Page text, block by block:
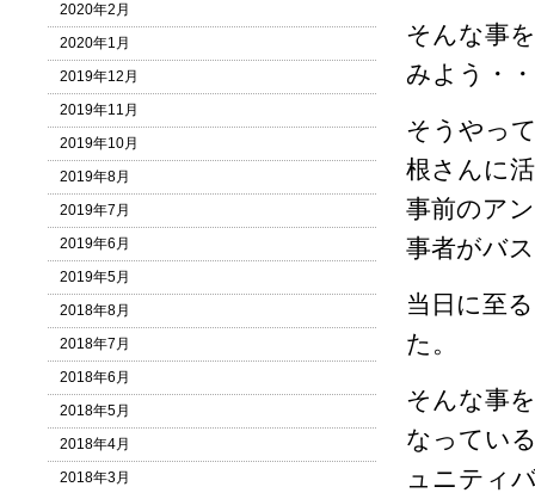
そんな事
みよう・
そうやっ
根さんに
事前のア
事者がバ
当日に至
た。
そんな事
なってい
ュニティ
2020年2月
2020年1月
2019年12月
2019年11月
2019年10月
2019年8月
2019年7月
2019年6月
2019年5月
2018年8月
2018年7月
2018年6月
2018年5月
2018年4月
2018年3月